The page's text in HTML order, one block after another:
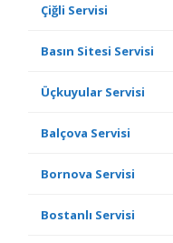
Çiğli Servisi
Basın Sitesi Servisi
Üçkuyular Servisi
Balçova Servisi
Bornova Servisi
Bostanlı Servisi